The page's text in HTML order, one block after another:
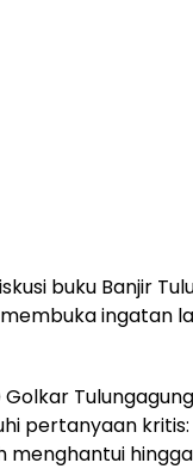
buku Banjir
ingatan
pertanyaan
menghantui